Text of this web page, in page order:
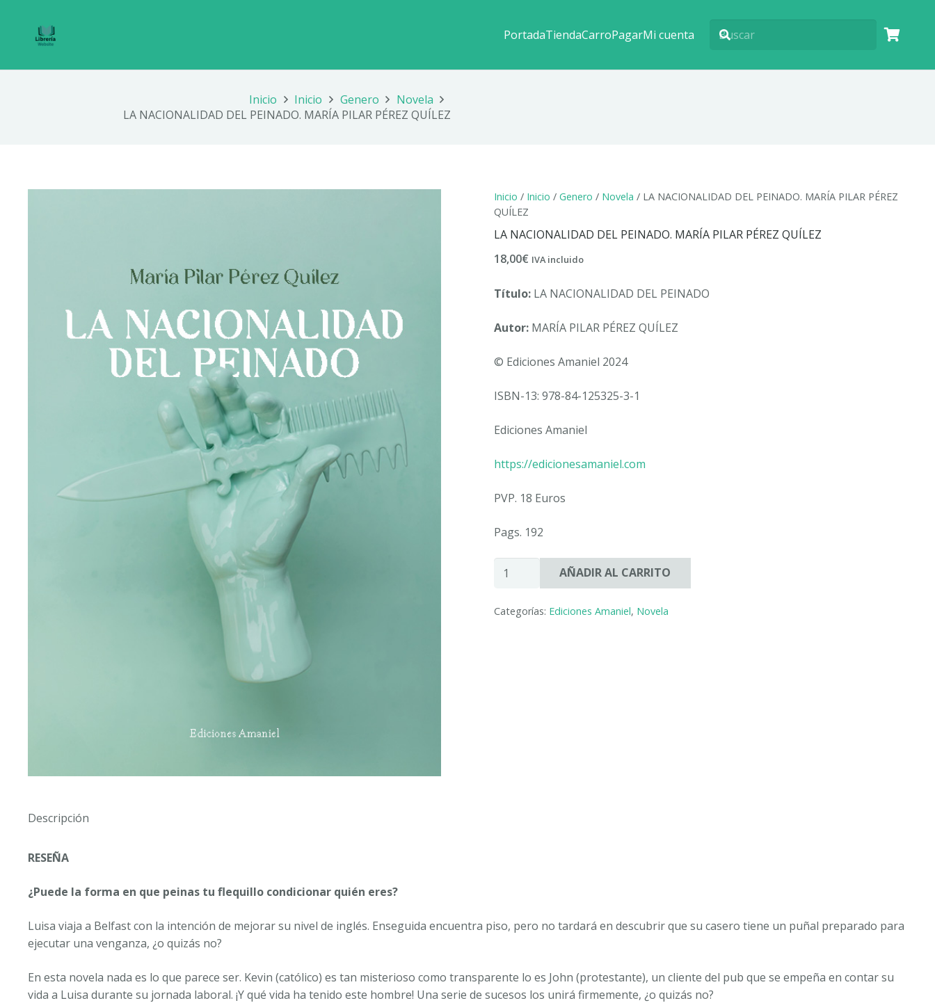
PortadaTiendaCarroPagarMi cuenta
Inicio Inicio Genero
Novela
LA NACIONALIDAD DEL PEINADO. MARÍA PILAR PÉREZ QUÍLEZ
Inicio / Inicio / Genero / Novela / LA NACIONALIDAD DEL PEINADO. MARÍA PILAR PÉREZ
QUÍLEZ
LA NACIONALIDAD DEL PEINADO. MARÍA PILAR PÉREZ QUÍLEZ
18,00€ IVA incluido
Título:LA NACIONALIDAD DEL PEINADO
Autor:MARÍA PILAR PÉREZ QUÍLEZ
© Ediciones Amaniel 2024
ISBN-13: 978-84-125325-3-1
Ediciones Amaniel
https://edicionesamaniel.com
PVP. 18 Euros
Pags. 192
LA
NACIONALIDAD
PEINADO.
AÑADIR AL CARRITO
Categorías: Ediciones Amaniel, Novela
Descripción
RESEÑA
¿Puede la forma en que peinas tu flequillo condicionar quién eres?
Luisa viaja a Belfast con la intención de mejorar su nivel de inglés. Enseguida encuentra piso, pero no tardará en descubrir que su casero tiene un puñal preparado para
ejecutar una venganza, ¿o quizás no?
En esta novela nada es lo que parece ser. Kevin (católico) es tan misterioso como transparente lo es John (protestante), un cliente del pub que se empeña en contar su
vida a Luisa durante su jornada laboral. ¡Y qué vida ha tenido este hombre! Una serie de sucesos los unirá firmemente, ¿o quizás no?